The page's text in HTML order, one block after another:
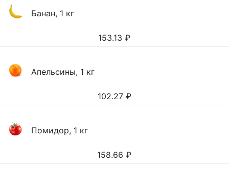
Банан, 1 кг
153.13 ₽
Апельсины, 1 кг
102.27 ₽
Помидор, 1 кг
158.66 ₽